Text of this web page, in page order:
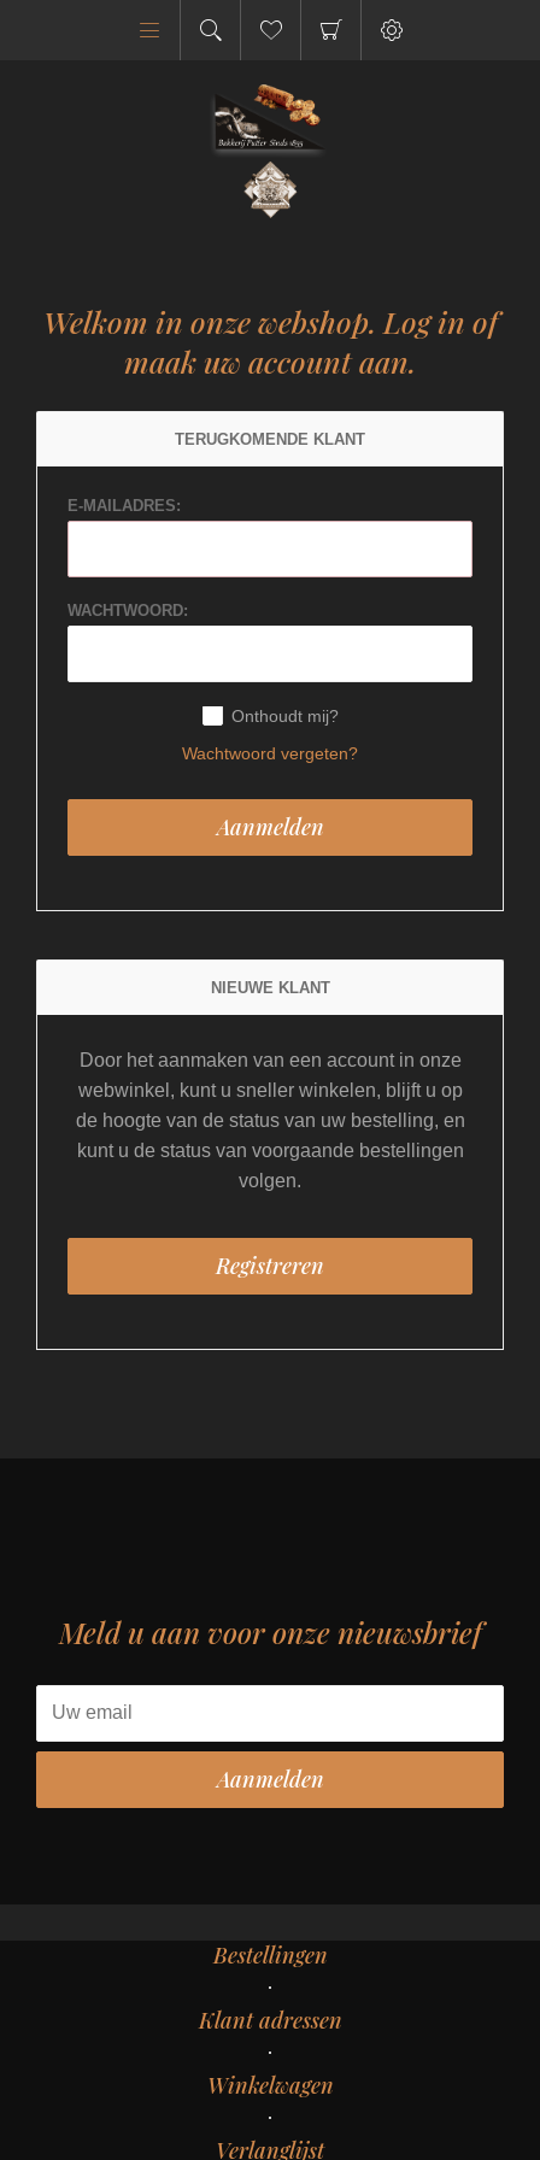
Welkom in onze webshop. Log in of
maak uw account aan.
TERUGKOMENDE KLANT
E-MAILADRES:
WACHTWOORD:
Onthoudt mij?
Wachtwoord vergeten?
NIEUWE KLANT
Door het aanmaken van een account in onze
webwinkel, kunt u sneller winkelen, blijft u op
de hoogte van de status van uw bestelling, en
kunt u de status van voorgaande bestellingen
volgen.
Meld u aan voor onze nieuwsbrief
Bestellingen
Klant adressen
Winkelwagen
Verlanglijst